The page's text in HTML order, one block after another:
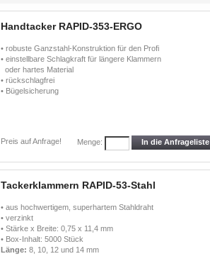
Handtacker RAPID-353-ERGO
• robuste Ganzstahl-Konstruktion für den Profi
• einstellbare Schlagkraft für längere Klammern
oder hartes Material
• rückschlagfrei
• Bügelsicherung
Preis auf Anfrage! Menge: In die Anfrageliste
Tackerklammern RAPID-53-Stahl
• aus hochwertigem, superhartem Stahldraht
• verzinkt
• Stärke x Breite: 0,75 x 11,4 mm
• Box-Inhalt: 5000 Stück
Länge: 8, 10, 12 und 14 mm